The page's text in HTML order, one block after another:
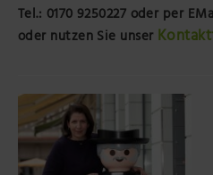
Tel.: 0170 9250227 oder per
oder nutzen Sie unser